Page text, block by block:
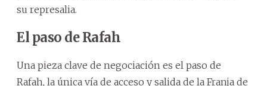
su represalia.
El paso de Rafah
Una pieza clave de negociación es el paso de
Rafah, la única vía de acceso y salida de la Franja de